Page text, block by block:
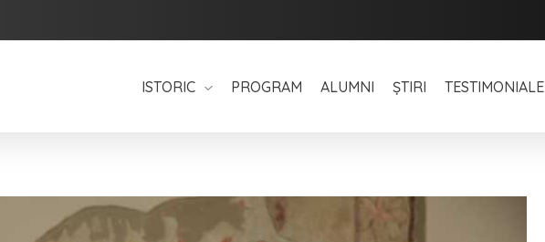
ISTORIC PROGRAM ALUMNI ȘTIRI TESTIMONIALE